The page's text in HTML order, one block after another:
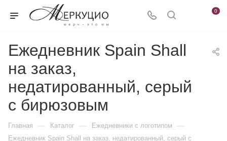
0
Ежедневник Spain Shall
на заказ,
недатированный, серый
с бирюзовым
Главная — Каталог — Ежедневники c логотипом —
Ежедневник Spain Shall на заказ, недатированный, серый с